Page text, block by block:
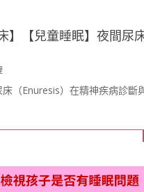
】【兒童睡眠】夜間尿
（Enuresis）在精神疾病診斷